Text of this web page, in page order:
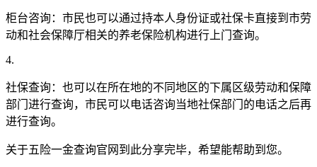
柜台咨询：市民也可以通过持本人身份证或社保卡直接到市劳
动和社会保障厅相关的养老保险机构进行上门查询。
4.
社保查询：也可以在所在地的不同地区的下属区级劳动和保障
部门进行查询，市民可以电话咨询当地社保部门的电话之后再
进行查询。
关于五险一金查询官网到此分享完毕，希望能帮助到您。